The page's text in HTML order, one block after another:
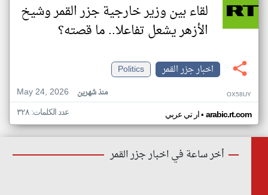
لقاء بين وزير خارجية جزر القمر وشيخ
الأزهر يشعل تفاعلا.. ما قصته؟
اخبار جزر القمر
Politics
May 24, 2026
منذ شهرين OX58UY
ار تي عربي• arabic.rt.com عدد الكلمات: ٣٢٨
أخر ساعة في اخبار جزر القمر